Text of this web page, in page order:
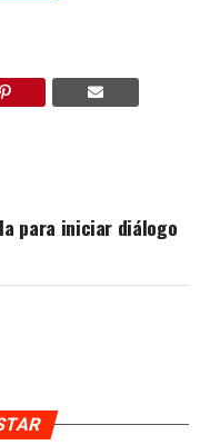
para iniciar diálogo